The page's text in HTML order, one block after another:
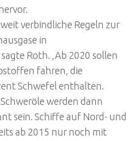
verbindliche Regeln zur
in
Roth. ‚Ab 2020 sollen
fahren, die
Schwefel enthalten.
werden dann
sein. Schiffe auf Nord- und
ab 2015 nur noch mit